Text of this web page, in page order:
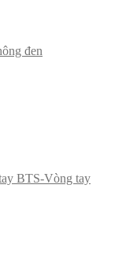
đen
BTS-Vòng tay